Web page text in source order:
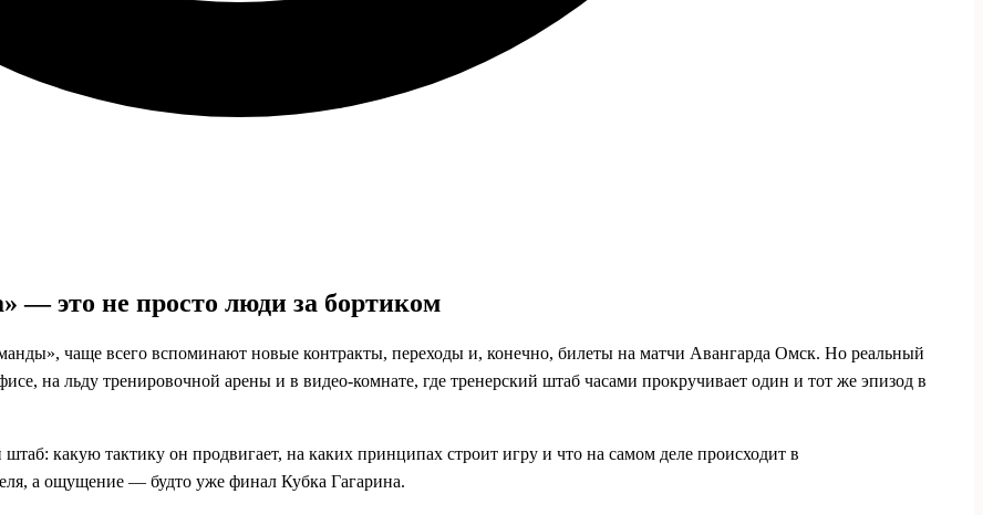
— это не просто люди за бортиком
чаще всего вспоминают новые контракты, переходы и, конечно, билеты на матчи Авангарда Омск. Но реальный
на льду тренировочной арены и в видео-комнате, где тренерский штаб часами прокручивает один и тот же эпизод в
какую тактику он продвигает, на каких принципах строит игру и что на самом деле происходит в
а ощущение — будто уже финал Кубка Гагарина.